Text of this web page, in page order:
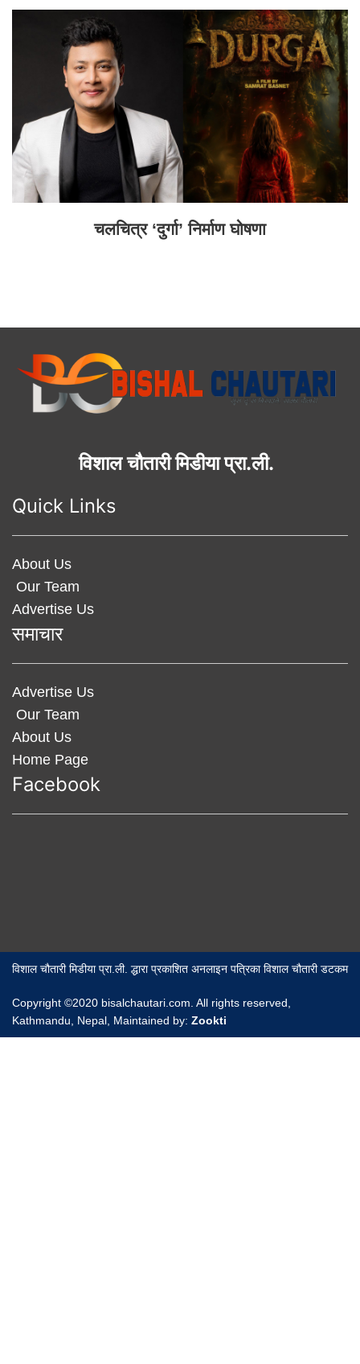
चलचित्र ‘दुर्गा’ निर्माण घोषणा
विशाल चौतारी मिडीया प्रा.ली.
Quick Links
About Us
Our Team
Advertise Us
समाचार
Advertise Us
Our Team
About Us
Home Page
Facebook
विशाल चौतारी मिडीया प्रा.ली. द्धारा प्रकाशित अनलाइन पत्रिका विशाल चौतारी डटकम
Copyright ©2020 bisalchautari.com. All rights reserved,
Kathmandu, Nepal, Maintained by: Zookti